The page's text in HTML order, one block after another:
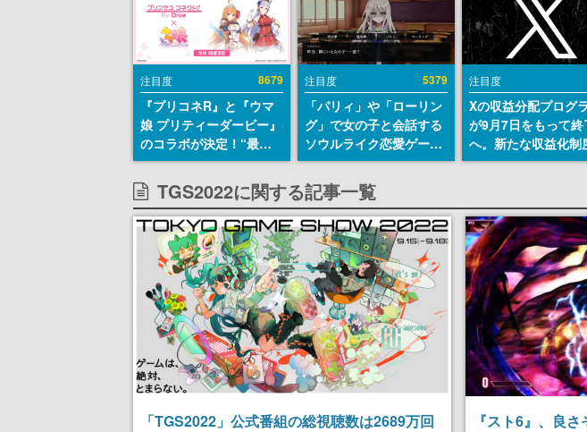
注目度 8679
『プリコネR』と『ウマ
娘 プリティーダービー』
のコラボが決定！“最大
170連無料”の8.5周年キ
ャンペーンなども発表
注目度 5379
「パリィ」や「ローリン
グ」で女の子と会話する
ソウルライク恋愛ゲーム
『小早川さんはソウルラ
イク』無料公開。返事に
失敗すると「YOU
DIED」
注目度
Xの収益分配プログ
が9月7日をもって終
へ。新たな収益化制
「Original Content
TGS2022に関する記事一覧
「TGS2022」公式番組の総視聴数は2689万回
『スト6』、良